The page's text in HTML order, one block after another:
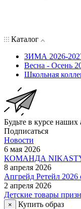
Каталог
ЗИМА 2026-
Весна - Осень
Школьная
Будьте в курсе
Подписаться
Новости
6 мая 2026
КОМАНДА
8 апреля 2026
Апгрейд Ретейл 2026
2 апреля 2026
Детские товары
×
Купить образ